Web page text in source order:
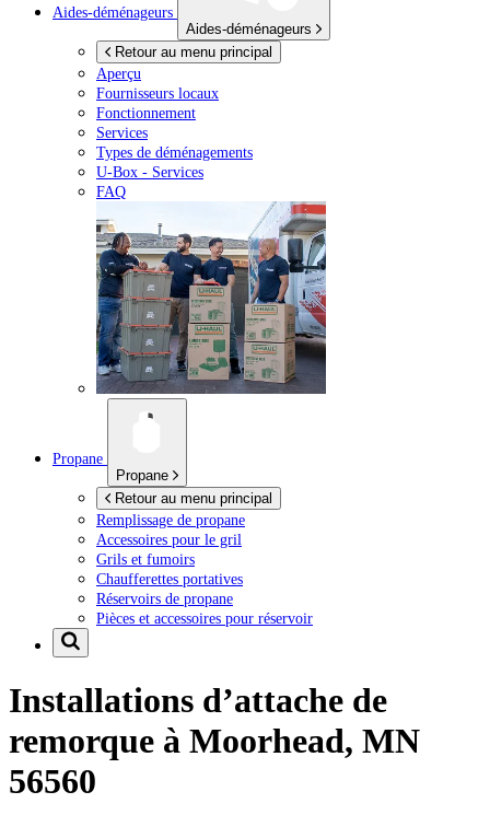
Aides-déménageurs
Aides-déménageurs
Retour au menu principal
Aperçu
Fournisseurs locaux
Fonctionnement
Services
Types de déménagements
U-Box - Services
FAQ
Propane
Propane
Retour au menu principal
Remplissage de propane
Accessoires pour le gril
Grils et fumoirs
Chaufferettes portatives
Réservoirs de propane
Pièces et accessoires pour réservoir
Installations d’attache de
remorque à Moorhead, MN
56560